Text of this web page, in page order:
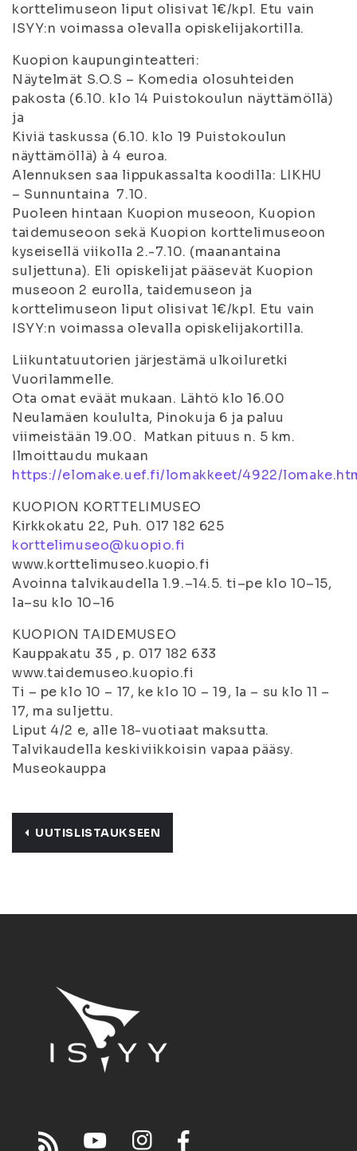
korttelimuseon liput olisivat 1€/kpl. Etu vain
ISYY:n voimassa olevalla opiskelijakortilla.
Kuopion kaupunginteatteri:
Näytelmät S.O.S – Komedia olosuhteiden
pakosta (6.10. klo 14 Puistokoulun näyttämöllä)
ja
Kiviä taskussa (6.10. klo 19 Puistokoulun
näyttämöllä) à 4 euroa.
Alennuksen saa lippukassalta koodilla: LIKHU
– Sunnuntaina 7.10.
Puoleen hintaan Kuopion museoon, Kuopion
taidemuseoon sekä Kuopion korttelimuseoon
kyseisellä viikolla 2.-7.10. (maanantaina
suljettuna). Eli opiskelijat pääsevät Kuopion
museoon 2 eurolla, taidemuseon ja
korttelimuseon liput olisivat 1€/kpl. Etu vain
ISYY:n voimassa olevalla opiskelijakortilla.
Liikuntatuutorien järjestämä ulkoiluretki
Vuorilammelle.
Ota omat eväät mukaan. Lähtö klo 16.00
Neulamäen koululta, Pinokuja 6 ja paluu
viimeistään 19.00. Matkan pituus n. 5 km.
Ilmoittaudu mukaan
https://elomake.uef.fi/lomakkeet/4922/
KUOPION KORTTELIMUSEO
Kirkkokatu 22, Puh. 017 182 625
korttelimuseo@kuopio.fi
www.korttelimuseo.kuopio.fi
Avoinna talvikaudella 1.9.–14.5. ti–pe klo 10–15,
la–su klo 10–16
KUOPION TAIDEMUSEO
Kauppakatu 35 , p. 017 182 633
www.taidemuseo.kuopio.fi
Ti – pe klo 10 – 17, ke klo 10 – 19, la – su klo 11 –
17, ma suljettu.
Liput 4/2 e, alle 18-vuotiaat maksutta.
Talvikaudella keskiviikkoisin vapaa pääsy.
Museokauppa
UUTISLISTAUKSEEN